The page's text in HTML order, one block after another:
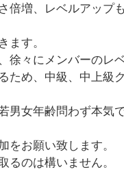
倍増、レベルアップ
ます。
徐々にメンバーのレ
ため、中級、中上級
女年齢問わず本気
お願い致します。
るのは構いません。